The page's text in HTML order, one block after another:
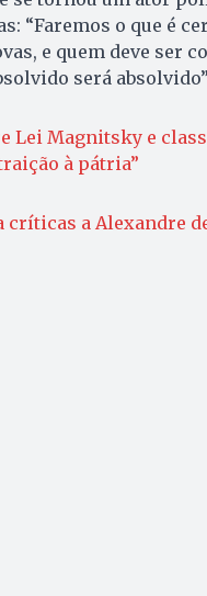
“Faremos o que é
e quem deve ser
será
Lei Magnitsky e
à pátria”
a Alexandre